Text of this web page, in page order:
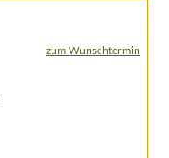
zum Wunschtermin